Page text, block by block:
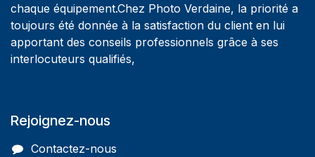
chaque équipement.Chez Photo Verdaine, la priorité a
toujours été donnée à la satisfaction du client en lui
apportant des conseils professionnels grâce à ses
interlocuteurs qualifiés,
Rejoignez-nous
Contactez-nous